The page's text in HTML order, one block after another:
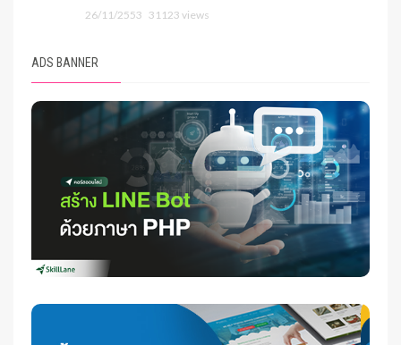
26/11/2553 31123 views
ADS BANNER